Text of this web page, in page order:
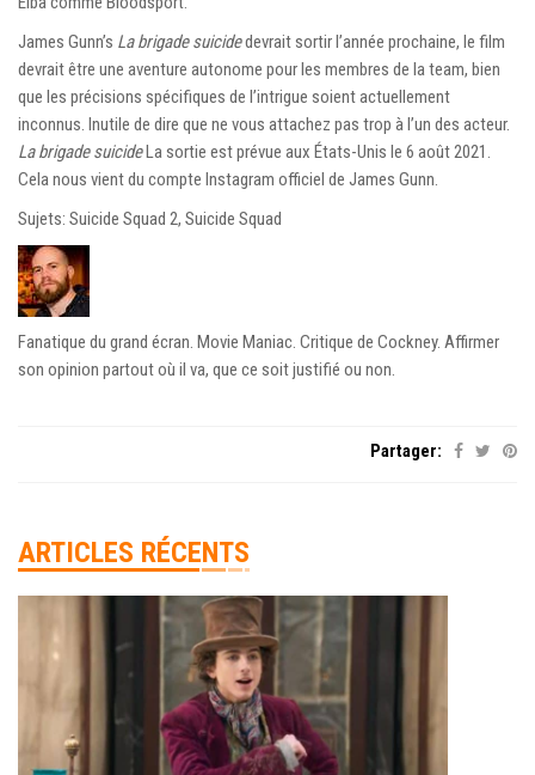
James Gunn’s La brigade suicidedevrait sortir l’année prochaine, le film
devrait être une aventure autonome pour les membres de la team, bien
que les précisions spécifiques de l’intrigue soient actuellement
inconnus. Inutile de dire que ne vous attachez pas trop à l’un des acteur.
La brigade suicideLa sortie est prévue aux États-Unis le 6 août 2021.
Cela nous vient du compte Instagram officiel de James Gunn.
Sujets: Suicide Squad 2, Suicide Squad
Fanatique du grand écran. Movie Maniac. Critique de Cockney. Affirmer
son opinion partout où il va, que ce soit justifié ou non.
Partager:
ARTICLES RÉCENTS